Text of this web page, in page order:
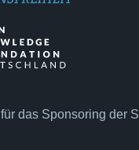
für das Sponsoring der